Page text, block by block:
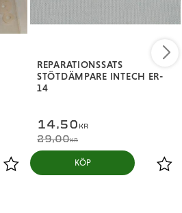
REPARATIONSSATS
STÖTDÄMPARE INTECH ER-
14
14,50 KR
29,00KR
KÖP